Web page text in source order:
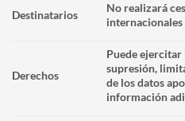
Destinatarios
No realizará
internacionales
Derechos
Puede
supresión,
de los datos
información